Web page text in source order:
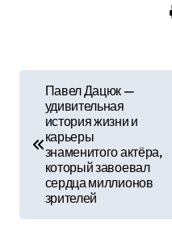
в
г
Павел Дацюк —
удивительная
история жизни и
карьеры
знаменитого актёра,
который завоевал
сердца миллионов
зрителей